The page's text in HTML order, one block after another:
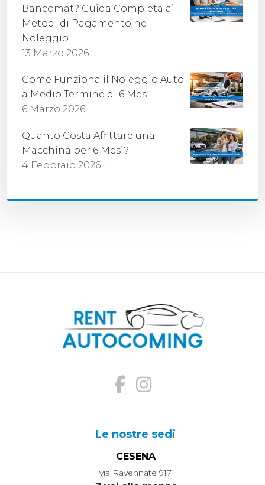
Bancomat? Guida Completa ai
Metodi di Pagamento nel
Noleggio
13 Marzo 2026
Come Funziona il Noleggio Auto
a Medio Termine di 6 Mesi
6 Marzo 2026
Quanto Costa Affittare una
Macchina per 6 Mesi?
4 Febbraio 2026
Le nostre sedi
CESENA
via Ravennate 917